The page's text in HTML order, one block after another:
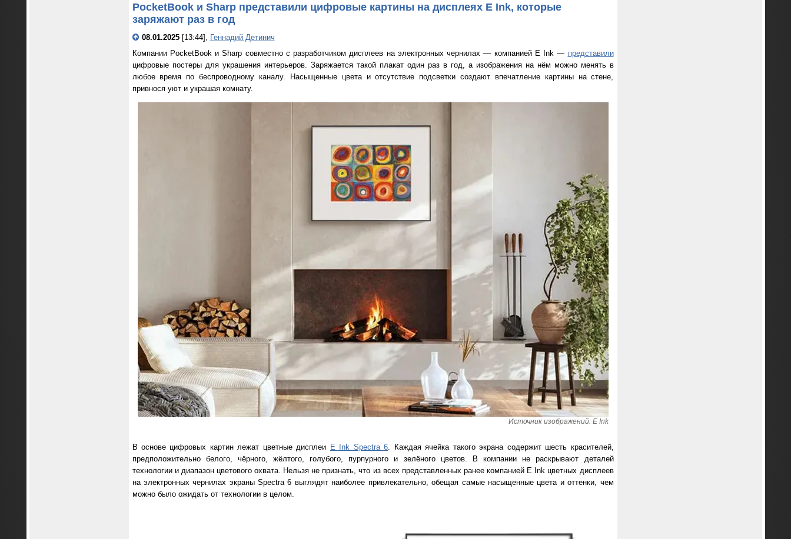
PocketBook и Sharp представили цифровые картины на дисплеях E Ink, которые
заряжают раз в год
08.01.2025[13:44],
Геннадий Детинич
Компании PocketBook и Sharp совместно с разработчиком дисплеев на электронных чернилах — компанией E Ink — представили
цифровые постеры для украшения интерьеров. Заряжается такой плакат один раз в год, а изображения на нём можно менять в
любое время по беспроводному каналу. Насыщенные цвета и отсутствие подсветки создают впечатление картины на стене,
привнося уют и украшая комнату.
Источник изображений: E Ink
В основе цифровых картин лежат цветные дисплеи E Ink Spectra 6. Каждая ячейка такого экрана содержит шесть красителей,
предположительно белого, чёрного, жёлтого, голубого, пурпурного и зелёного цветов. В компании не раскрывают деталей
технологии и диапазон цветового охвата. Нельзя не признать, что из всех представленных ранее компанией E Ink цветных дисплеев
на электронных чернилах экраны Spectra 6 выглядят наиболее привлекательно, обещая самые насыщенные цвета и оттенки, чем
можно было ожидать от технологии в целом.